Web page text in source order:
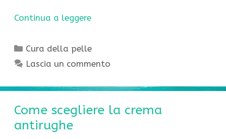
Continua a leggere
Categorie
Cura della pelle
Lascia un commento
Come scegliere la crema
antirughe